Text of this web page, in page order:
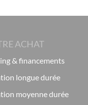
ACHAT
& financements
longue durée
moyenne durée